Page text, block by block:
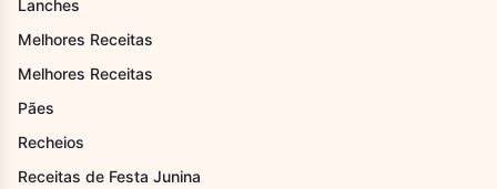
Lanches
Melhores Receitas
Melhores Receitas
Pães
Recheios
Receitas de Festa Junina